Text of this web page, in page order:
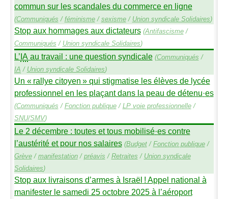
commun sur les scandales du commerce en ligne
(Communiqués / féminisme/ sexisme/ Union syndicale Solidaires)
Stop aux hommages aux dictateurs (Antifascisme/
Communiqués / Union syndicale Solidaires)
L’IA au travail : une question syndicale (Communiqués /
IA / Union syndicale Solidaires)
Un « rallye citoyen » qui stigmatise les élèves de lycée
professionnel en les plaçant dans la peau de détenu·es
(Communiqués / Fonction publique/ LPvoie professionnelle/
SNU/SMV)
Le 2 décembre : toutes et tous mobilisé·es contre
l’austérité et pour nos salaires (Budget/ Fonction publique/
Grève/ manifestation/ préavis / Retraites / Union syndicale
Solidaires)
Stop aux livraisons d’armes à Israël ! Appel national à
manifester le samedi 25 octobre 2025 à l’aéroport